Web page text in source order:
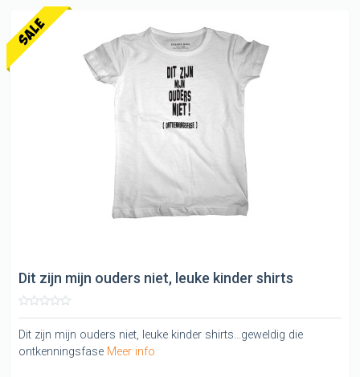
Dit zijn mijn ouders niet, leuke kinder shirts
Dit zijn mijn ouders niet, leuke kinder shirts...geweldig die
ontkenningsfase Meer info